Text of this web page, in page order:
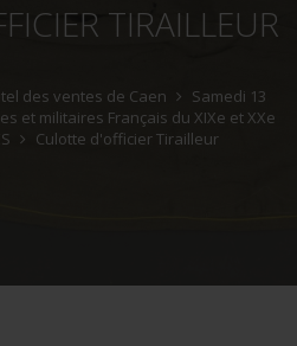
TIRAILLEUR
des ventes de Caen
Samedi 13
et militaires Français du XIXe et XXe
Culotte d'officier Tirailleur